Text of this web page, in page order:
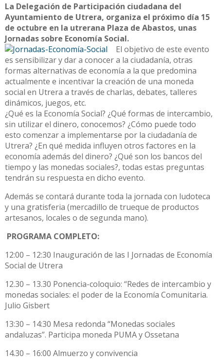
La Delegación de Participación ciudadana del
Ayuntamiento de Utrera, organiza el próximo día 15
de octubre en la utrerana Plaza de Abastos, unas
Jornadas sobre Economía Social.
El objetivo de este evento
es sensibilizar y dar a conocer a la ciudadanía, otras
formas alternativas de economía a la que predomina
actualmente e incentivar la creación de una moneda
social en Utrera a través de charlas, debates, talleres
dinámicos, juegos, etc.
¿Qué es la Economía Social? ¿Qué formas de intercambio,
sin utilizar el dinero, conocemos? ¿Cómo puede todo
esto comenzar a implementarse por la ciudadanía de
Utrera? ¿En qué medida influyen otros factores en la
economía además del dinero? ¿Qué son los bancos del
tiempo y las monedas sociales?, todas estas preguntas
tendrán su respuesta en dicho evento.
Además se contará durante toda la jornada con ludoteca
y una gratisferia (mercadillo de trueque de productos
artesanos, locales o de segunda mano).
PROGRAMA COMPLETO:
12:00 – 12:30 Inauguración de las I Jornadas de Economía
Social de Utrera
12.30 – 13.30 Ponencia-coloquio: “Redes de intercambio y
monedas sociales: el poder de la Economía Comunitaria.
Julio Gisbert
13:30 – 14:30 Mesa redonda “Monedas sociales
andaluzas”. Participa moneda PUMA y Ossetana
14.30 – 16:00 Almuerzo y convivencia